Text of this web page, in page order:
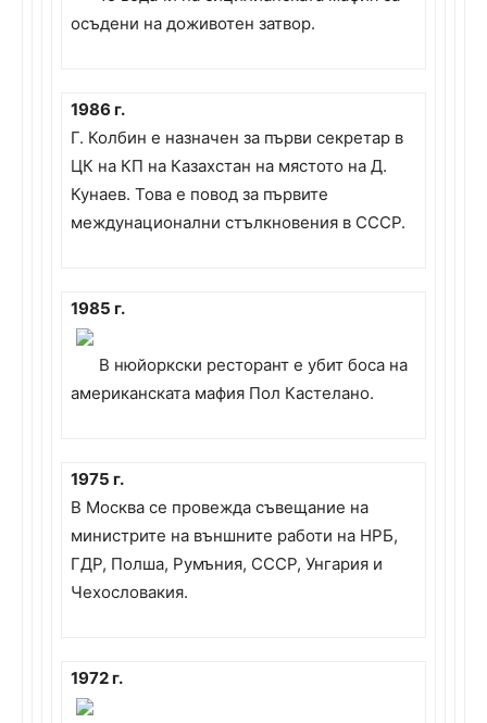
осъдени на доживотен затвор.
1986 г.
Г. Колбин е назначен за първи секретар в
ЦК на КП на Казахстан на мястото на Д.
Кунаев. Това е повод за първите
междунационални стълкновения в СССР.
1985 г.
В нюйоркски ресторант е убит боса на
американската мафия Пол Кастелано.
1975 г.
В Москва се провежда съвещание на
министрите на външните работи на НРБ,
ГДР, Полша, Румъния, СССР, Унгария и
Чехословакия.
1972 г.